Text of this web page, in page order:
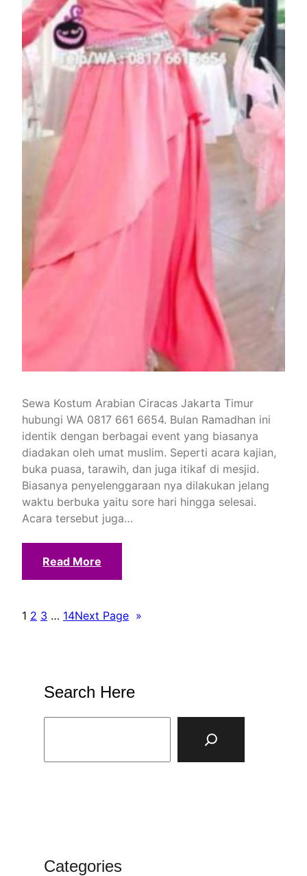
Sewa Kostum Arabian Ciracas Jakarta Timur
hubungi WA 0817 661 6654. Bulan Ramadhan ini
identik dengan berbagai event yang biasanya
diadakan oleh umat muslim. Seperti acara kajian,
buka puasa, tarawih, dan juga itikaf di mesjid.
Biasanya penyelenggaraan nya dilakukan jelang
waktu berbuka yaitu sore hari hingga selesai.
Acara tersebut juga…
Read More
1 2 3 … 14Next Page »
Search Here
Categories